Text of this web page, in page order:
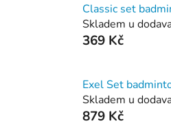
Classic set
Skladem u
369 Kč
Exel Set
Skladem u
879 Kč